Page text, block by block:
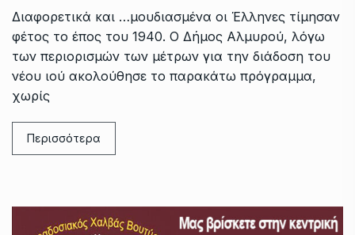
Διαφορετικά και …μουδιασμένα οι Έλληνες τίμησαν
φέτος το έπος του 1940. Ο Δήμος Αλμυρού, λόγω
των περιορισμών των μέτρων για την διάδοση του
νέου ιού ακολούθησε το παρακάτω πρόγραμμα,
χωρίς
Περισσότερα